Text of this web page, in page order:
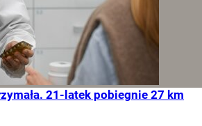
21-latek pobiegnie 27 km